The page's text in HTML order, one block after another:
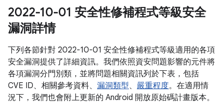
2022-10-01 安全性修補程式等級安全
漏洞詳情
下列各節針對 2022-10-01 安全性修補程式等級適用的各項
安全漏洞提供了詳細資訊。我們依照資安問題影響的元件將
各項漏洞分門別類，並將問題相關資訊列於下表，包括
CVE ID、相關參考資料、 漏洞類型、 嚴重程度。在適用情
況下，我們也會附上更新的 Android 開放原始碼計畫版本。